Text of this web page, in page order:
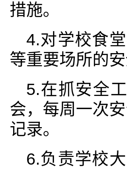
措施。
4.对学校食
等重要场所的
5.在抓安全
会，每周一次
记录。
6.负责学校